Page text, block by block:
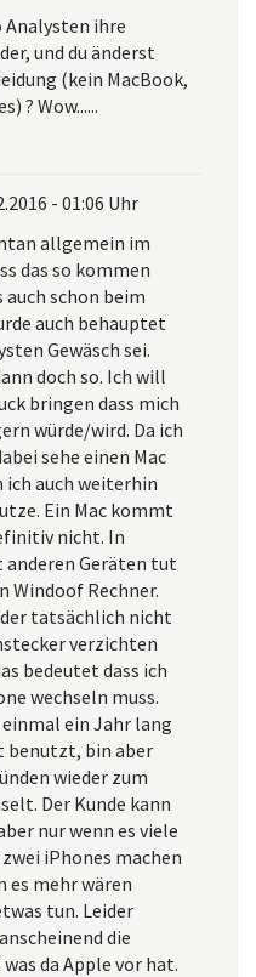
Analysten ihre
und du änderst
(kein MacBook,
? Wow......
- 01:06 Uhr
allgemein im
das so kommen
auch schon beim
auch behauptet
Gewäsch sei.
doch so. Ich will
bringen dass mich
würde/wird. Da ich
sehe einen Mac
ich auch weiterhin
Ein Mac kommt
nicht. In
anderen Geräten tut
Windoof Rechner.
tatsächlich nicht
verzichten
bedeutet dass ich
wechseln muss.
ein Jahr lang
benutzt, bin aber
wieder zum
Der Kunde kann
nur wenn es viele
iPhones machen
es mehr wären
tun. Leider
die
da Apple vor hat.